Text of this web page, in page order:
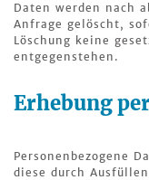
Daten werden nach
Anfrage gelöscht,
Löschung keine
entgegenstehen.
Erhebung
Personenbezogene
diese durch